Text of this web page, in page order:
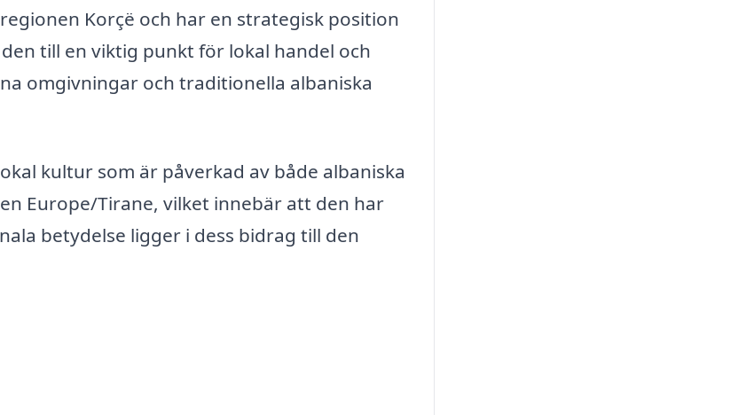
Korçë och har en strategisk position
till en viktig punkt för lokal handel och
omgivningar och traditionella albaniska
kultur som är påverkad av både albaniska
Europe/Tirane, vilket innebär att den har
betydelse ligger i dess bidrag till den